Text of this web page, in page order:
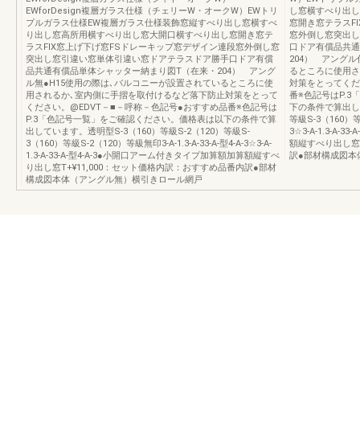
EWforDesign複層ガラス仕様（チェリーW・オークW）EWトリ
プルガラス仕様EW複層ガラス仕様装飾窓縦すべり出し窓横すべ
り出し窓高所用横すべり出し窓大開口横すべり出し窓開き窓テ
ラスFIX窓上げ下げ窓FSドレーキップ窓デザイン連段窓外倒し窓
突出し窓引違い窓単体引違い窓ドアテラスドア勝手口ドア有償
品共通有償品単体シャッター納まり図T（在来・204） アング
ル無●H15使用の際は､バルコニーが設置されているところに使
用されるか､室内側に手摺を取付けるなど落下防止対策をとって
ください。@EDVT－■－呼称－色記号●おすすめ品番※色記号は
P.3「色記号一覧」をご確認ください。価格表は以下の条件で算
出しています。透明型S-3（160）等級S-2（120）等級S-
3（160）等級S-2（120）等級無印3-A-1.3-A-33-A-型4-A-3☆3-A-
1.3-A-33-A-型4-A-3●小開口アーム付きタイプ加算額加算額縦すべ
り出し窓T+¥11,000：セット価格内訳：おすすめ品番内訳●部材
構成図本体（アングル無）横引きロール網戸
し窓横すべり出
窓開き窓テラス
窓外倒し窓突出
口ドア有償品共
204） アングル
るところに使用
対策をとってく
番※色記号はP.3
下の条件で算出
等級S-3（160）
3☆3-A-1.3-A-33-
額縦すべり出し
訳●部材構成図本